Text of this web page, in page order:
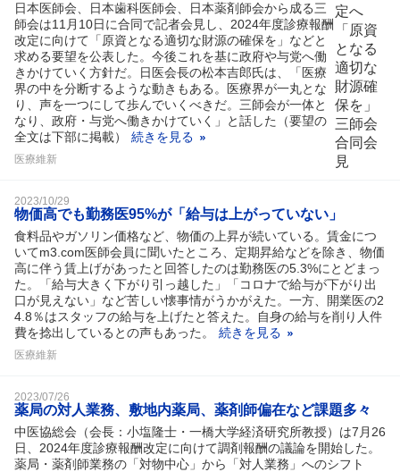
日本医師会、日本歯科医師会、日本薬剤師会から成る三
師会は11月10日に合同で記者会見し、2024年度診療報酬
改定に向けて「原資となる適切な財源の確保を」などと
求める要望を公表した。今後これを基に政府や与党へ働
きかけていく方針だ。日医会長の松本吉郎氏は、「医療
界の中を分断するような動きもある。医療界が一丸とな
り、声を一つにして歩んでいくべきだ。三師会が一体と
なり、政府・与党へ働きかけていく」と話した（要望の
全文は下部に掲載）
続きを見る
医療維新
2023/10/29
物価高でも勤務医95%が「給与は上がっていない」
食料品やガソリン価格など、物価の上昇が続いている。賃金につ
いてm3.com医師会員に聞いたところ、定期昇給などを除き、物価
高に伴う賃上げがあったと回答したのは勤務医の5.3%にとどまっ
た。「給与大きく下がり引っ越した」「コロナで給与が下がり出
口が見えない」など苦しい懐事情がうかがえた。一方、開業医の2
4.8％はスタッフの給与を上げたと答えた。自身の給与を削り人件
費を捻出しているとの声もあった。
続きを見る
医療維新
2023/07/26
薬局の対人業務、敷地内薬局、薬剤師偏在など課題多々
中医協総会（会長：小塩隆士・一橋大学経済研究所教授）は7月26
日、2024年度診療報酬改定に向けて調剤報酬の議論を開始した。
薬局・薬剤師業務の「対物中心」から「対人業務」へのシフト